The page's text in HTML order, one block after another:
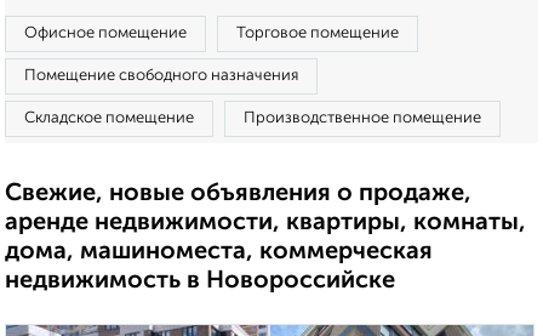
Офисное помещение Торговое помещение
Помещение свободного назначения
Складское помещение Производственное помещение
Свежие, новые объявления о продаже,
аренде недвижимости, квартиры, комнаты,
дома, машиноместа, коммерческая
недвижимость в Новороссийске